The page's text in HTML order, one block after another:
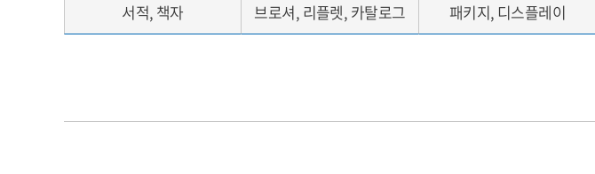
서적, 책자 브로셔, 리플렛, 카탈로그 패키지, 디스플레이